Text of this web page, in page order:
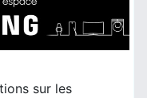
sur les